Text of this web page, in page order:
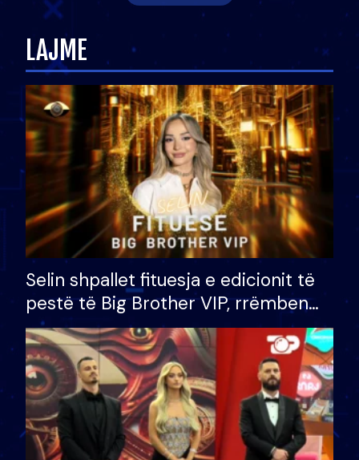
LAJME
Selin shpallet fituesja e edicionit të
pestë të Big Brother VIP, rrëmben
çmimin e madh prej 100 mijë eurosh